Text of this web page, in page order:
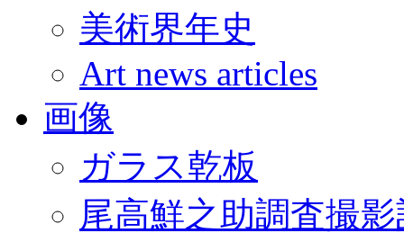
美術界年史
Art news articles
画像
ガラス乾板
尾高鮮之助調査撮